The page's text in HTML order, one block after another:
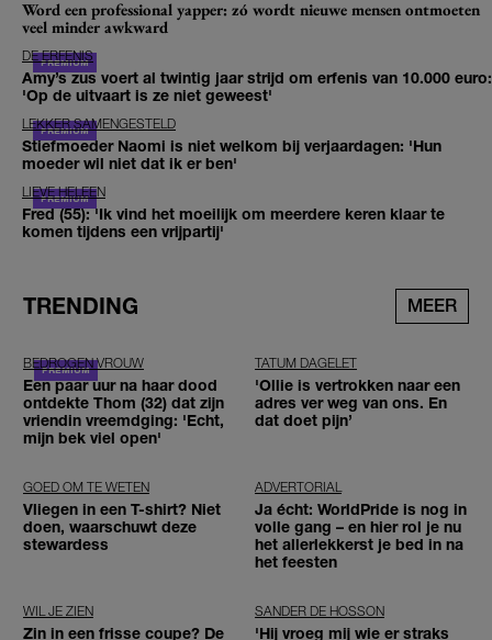
Word een professional yapper: zó wordt nieuwe mensen ontmoeten
veel minder awkward
DE ERFENIS
Amy’s zus voert al twintig jaar strijd om erfenis van 10.000 euro:
'Op de uitvaart is ze niet geweest'
LEKKER SAMENGESTELD
Stiefmoeder Naomi is niet welkom bij verjaardagen: 'Hun
moeder wil niet dat ik er ben'
LIEVE HELEEN
Fred (55): 'Ik vind het moeilijk om meerdere keren klaar te
komen tijdens een vrijpartij'
TRENDING MEER
BEDROGEN VROUW
Een paar uur na haar dood
ontdekte Thom (32) dat zijn
vriendin vreemdging: 'Echt,
mijn bek viel open'
TATUM DAGELET
'Ollie is vertrokken naar een
adres ver weg van ons. En
dat doet pijn’
GOED OM TE WETEN
Vliegen in een T-shirt? Niet
doen, waarschuwt deze
stewardess
ADVERTORIAL
Ja écht: WorldPride is nog in
volle gang – en hier rol je nu
het allerlekkerst je bed in na
het feesten
WIL JE ZIEN
Zin in een frisse coupe? De
SANDER DE HOSSON
'Hij vroeg mij wie er straks